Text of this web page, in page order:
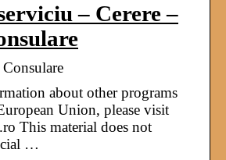
– Cerere –
about other programs
Union, please visit
This material does not
…